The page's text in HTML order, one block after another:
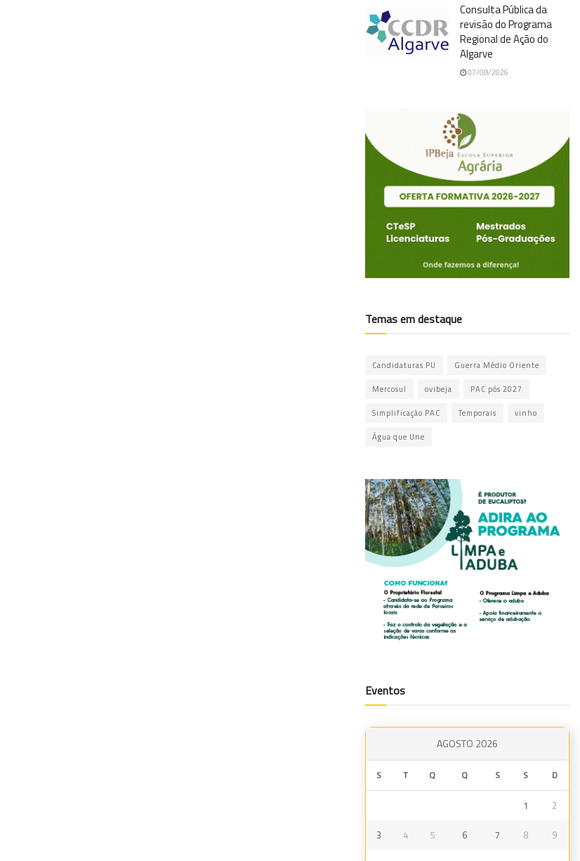
Consulta Pública da
revisão do Programa
Regional de Ação do
Algarve
07/08/2026
Temas em destaque
Candidaturas PU Guerra Médio Oriente
Mercosul ovibeja PAC pós 2027
Simplificação PAC Temporais vinho
Água que Une
Eventos
AGOSTO 2026
S T Q Q S S D
1 2
3 4 5 6 7 8 9